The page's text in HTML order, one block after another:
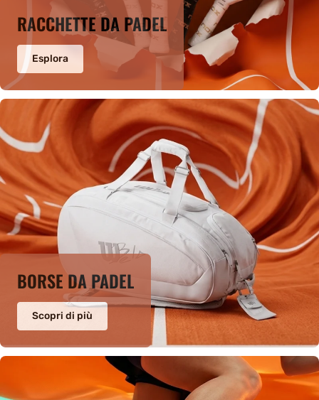
RACCHETTE DA PADEL
Esplora
BORSE DA PADEL
Scopri di più